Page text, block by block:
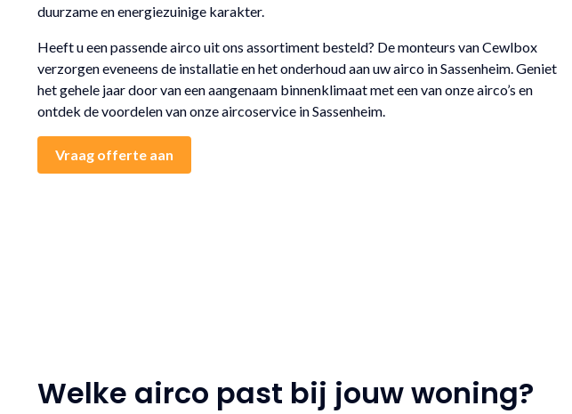
duurzame en energiezuinige karakter.
Heeft u een passende airco uit ons assortiment besteld? De monteurs van Cewlbox
verzorgen eveneens de installatie en het onderhoud aan uw airco in Sassenheim. Geniet
het gehele jaar door van een aangenaam binnenklimaat met een van onze airco’s en
ontdek de voordelen van onze aircoservice in Sassenheim.
Vraag offerte aan
Welke airco past bij jouw woning?